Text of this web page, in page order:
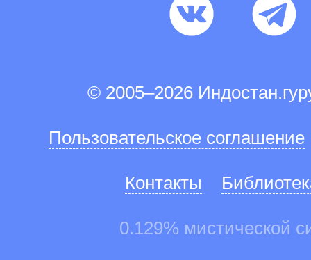
© 2005–2026
Пользовательское соглашение
Контакты
0.129% мистической